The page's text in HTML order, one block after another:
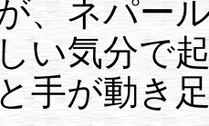
、ネパー
い気分で
手が動き